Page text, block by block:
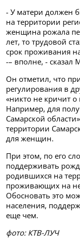
- У матери должен
на территории
женщина рожала
лет, то трудовой
срок проживания
-– вполне, - сказал
Он отметил, что
регулирования в
«никто не кричит
Например, для
Самарской
территории
для женщин.
При этом, по его
поддерживать
родившихся на
проживающих на
Обосновать это
населения,
еще чем.
фото: КТВ-ЛУЧ